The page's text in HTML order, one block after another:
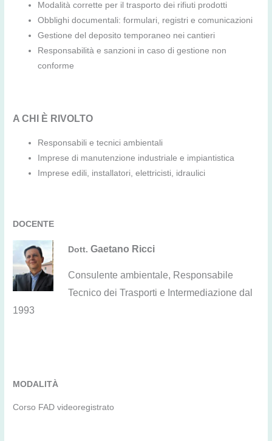
Modalità corrette per il trasporto dei rifiuti prodotti
Obblighi documentali: formulari, registri e comunicazioni
Gestione del deposito temporaneo nei cantieri
Responsabilità e sanzioni in caso di gestione non
conforme
A CHI È RIVOLTO
Responsabili e tecnici ambientali
Imprese di manutenzione industriale e impiantistica
Imprese edili, installatori, elettricisti, idraulici
DOCENTE
Dott.Gaetano Ricci
Consulente ambientale, Responsabile
Tecnico dei Trasporti e Intermediazione dal
1993
MODALITÀ
Corso FAD videoregistrato